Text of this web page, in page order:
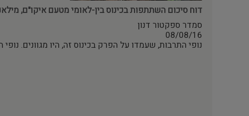
דוח סיכום השתתפות בכינוס בין-לאומי מטעם איקו"ם, מילאנו
סמדר ספקטור דנון
08/08/16
נופי התרבות, שעמדו על הפרק בכינוס זה, היו מגוונים.